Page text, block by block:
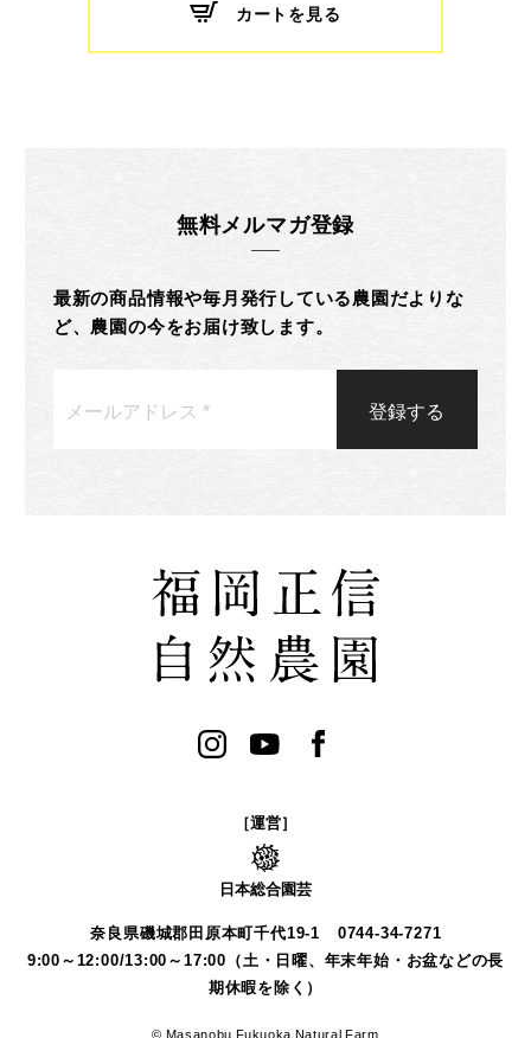
カートを見る
無料メルマガ登録
最新の商品情報や毎月発行している農園だよりな
ど、農園の今をお届け致します。
［運営］
日本総合園芸
奈良県磯城郡田原本町千代19-1
0744-34-7271
9:00～12:00/13:00～17:00（土・日曜、年末年始・お盆などの長
期休暇を除く）